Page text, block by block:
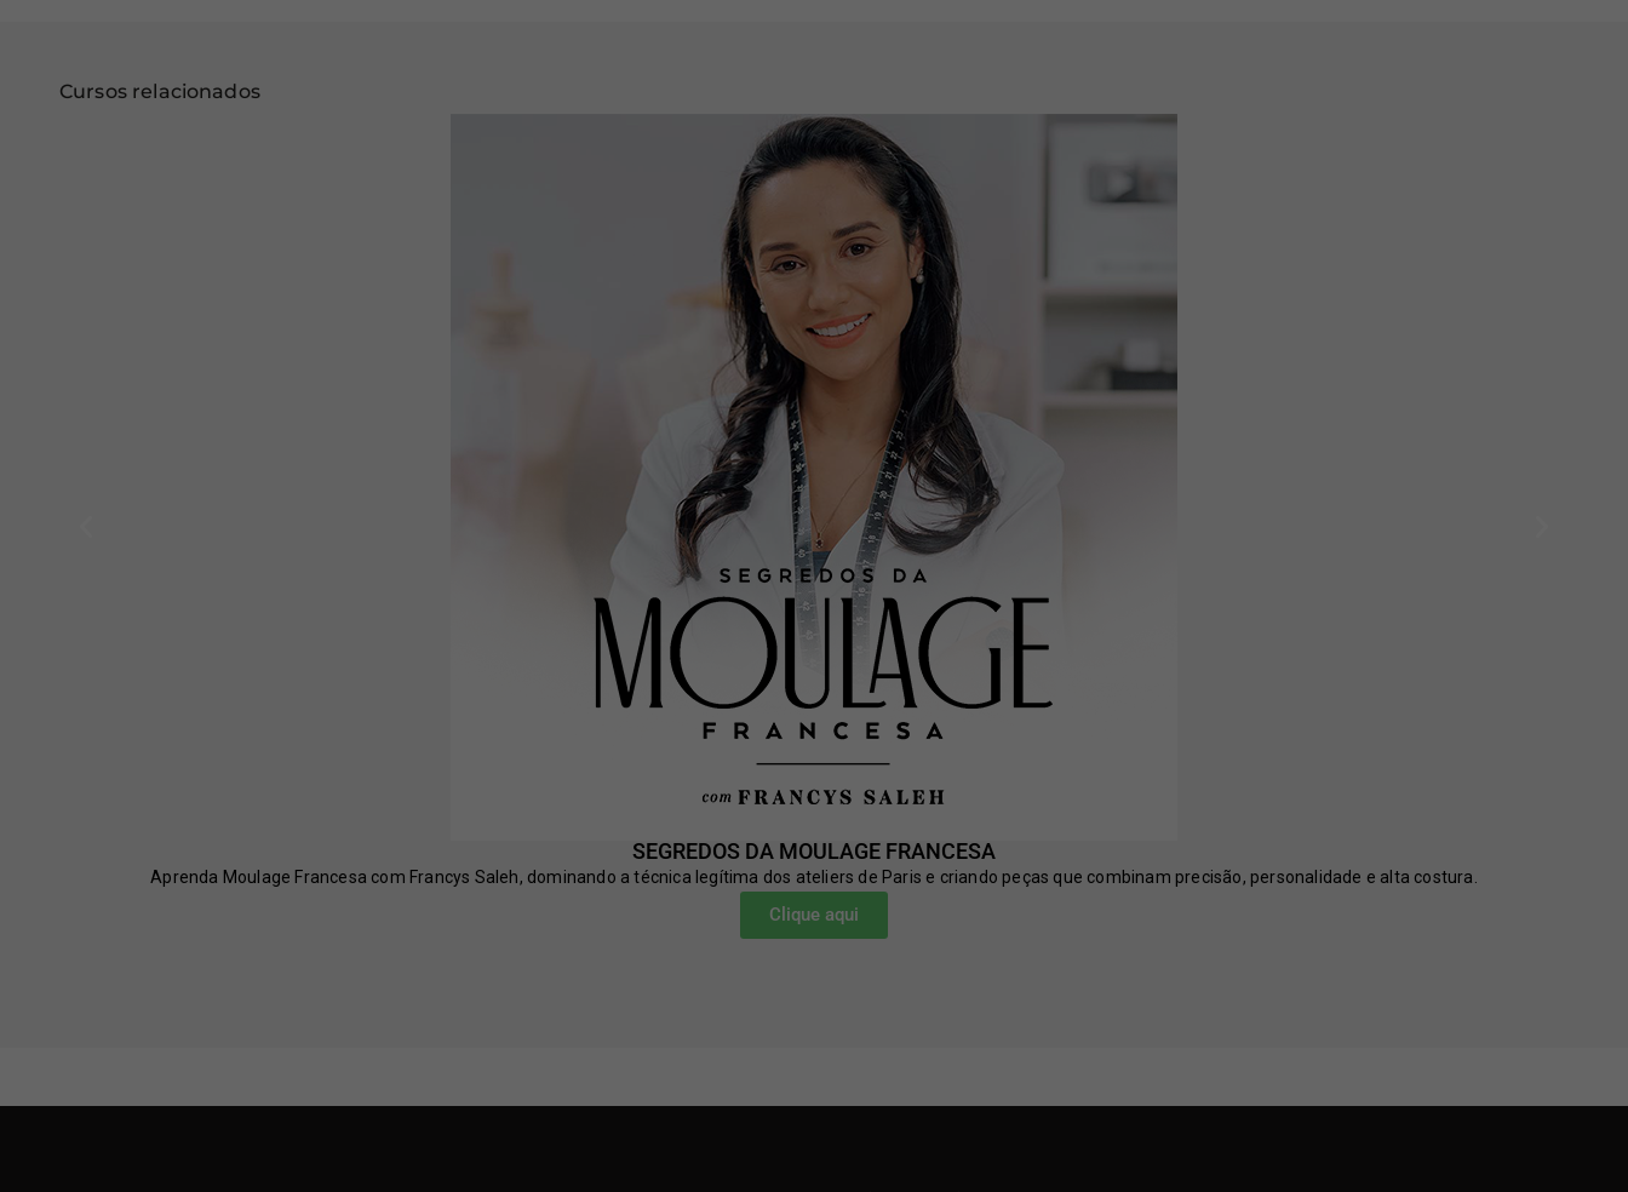
Cursos relacionados
SEGREDOS DA MOULAGE FRANCESA
Aprenda Moulage Francesa com Francys Saleh, dominando a técnica legítima dos ateliers de Paris e criando peças que combinam precisão, personalidade e alta costura.
Clique aqui